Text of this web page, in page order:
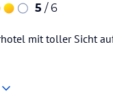
5 / 6
mit toller Sicht